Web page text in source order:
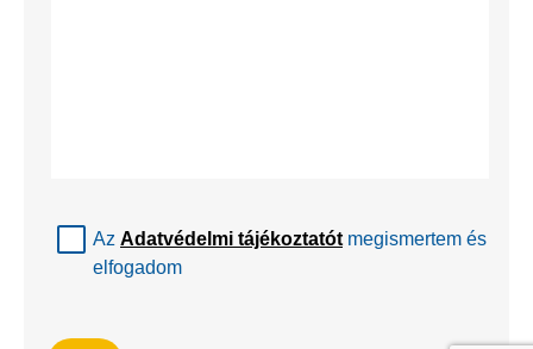
Az Adatvédelmi tájékoztatót megismertem és
elfogadom